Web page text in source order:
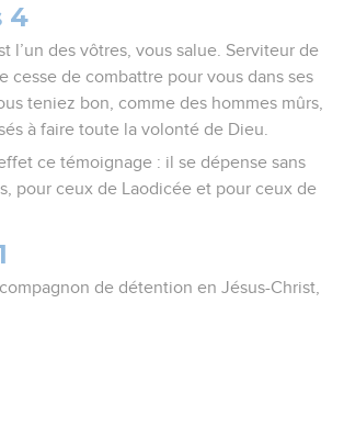
4
l’un des vôtres, vous salue. Serviteur de
cesse de combattre pour vous dans ses
teniez bon, comme des hommes mûrs,
à faire toute la volonté de Dieu.
ce témoignage : il se dépense sans
pour ceux de Laodicée et pour ceux de
de détention en Jésus-Christ,